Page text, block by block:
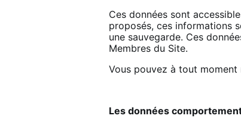
Ces données sont
proposés, ces informations
une sauvegarde. Ces
Membres du Site.
Vous pouvez à tout
Les données